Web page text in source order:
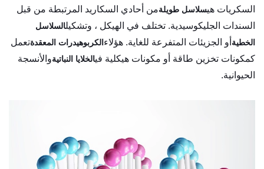
السكريات هيسلاسل طويلةمن أحادي السكاريد المرتبطة من قبل
السندات الجليكوسيدية. تختلف في الهيكل ، وتشكيلالسلاسل
الخطية أو الجزيئات المتفرعة للغاية. هؤلاء الكربوهيدرات المعقدةتعمل
كمكونات تخزين طاقة أو مكونات هيكلية فيالخلايا النباتيةوالأنسجة
الحيوانية.